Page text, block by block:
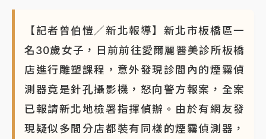
【記者曾伯愷／新北報導】新北市板橋區一
名30歲女子，日前前往愛爾麗醫美診所板橋
店進行雕塑課程，意外發現診間內的煙霧偵
測器竟是針孔攝影機，怒向警方報案，全案
已報請新北地檢署指揮偵辦。由於有網友發
現疑似多間分店都裝有同樣的煙霧偵測器，